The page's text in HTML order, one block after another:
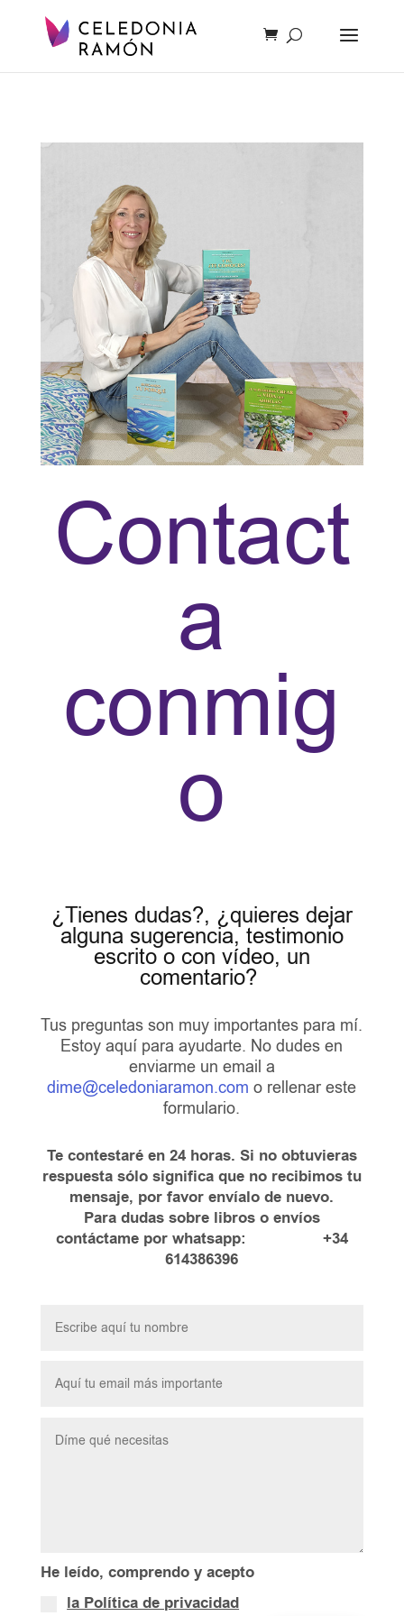
Contact
a
conmig
o
¿Tienes dudas?, ¿quieres dejar
alguna sugerencia, testimonio
escrito o con vídeo, un
comentario?
Tus preguntas son muy importantes para mí.
Estoy aquí para ayudarte. No dudes en
enviarme un email a
dime@celedoniaramon.com o rellenar este
formulario.
Te contestaré en 24 horas. Si no obtuvieras
respuesta sólo significa que no recibimos tu
mensaje, por favor envíalo de nuevo.
Para dudas sobre libros o envíos
contáctame por whatsapp: +34
614386396
He leído, comprendo y acepto
la Política de privacidad